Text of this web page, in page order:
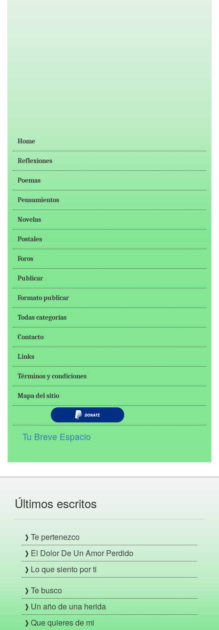
Home
Reflexiones
Poemas
Pensamientos
Novelas
Postales
Foros
Publicar
Formato publicar
Todas categorías
Contacto
Links
Términos y condiciones
Mapa del sitio
Tu Breve Espacio
Últimos escritos
Te pertenezco
El Dolor De Un Amor Perdido
Lo que siento por ti
Te busco
Un año de una herida
Que quieres de mi